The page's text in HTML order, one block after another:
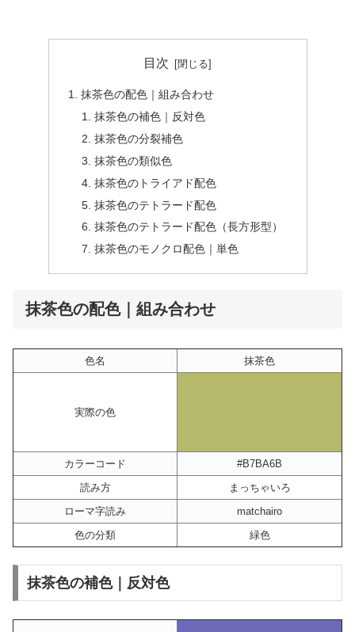
目次
抹茶色の配色｜組み合わせ
抹茶色の補色｜反対色
抹茶色の分裂補色
抹茶色の類似色
抹茶色のトライアド配色
抹茶色のテトラード配色
抹茶色のテトラード配色（長方形型）
抹茶色のモノクロ配色｜単色
抹茶色の配色｜組み合わせ
色名 抹茶色
実際の色
カラーコード
#B7BA6B
読み方
まっちゃいろ
ローマ字読み
matchairo
色の分類
緑色
抹茶色の補色｜反対色